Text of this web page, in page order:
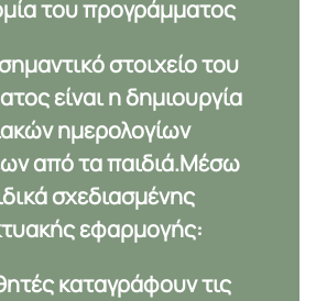
του προγράμματος
στοιχείο του
είναι η δημιουργία
ημερολογίων
από τα παιδιά.Μέσω
σχεδιασμένης
εφαρμογής:
καταγράφουν τις